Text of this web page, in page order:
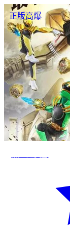
正版高爆